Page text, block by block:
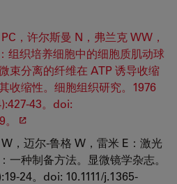
，许尔斯曼 N，弗兰克 WW，
组织培养细胞中的细胞质肌动球
束分离的纤维在 ATP 诱导收缩
收缩性。细胞组织研究。1976
43。doi:
，迈尔-鲁格 W，雷米 E：激光
一种制备方法。显微镜学杂志。
24。doi: 10.1111/j.1365-